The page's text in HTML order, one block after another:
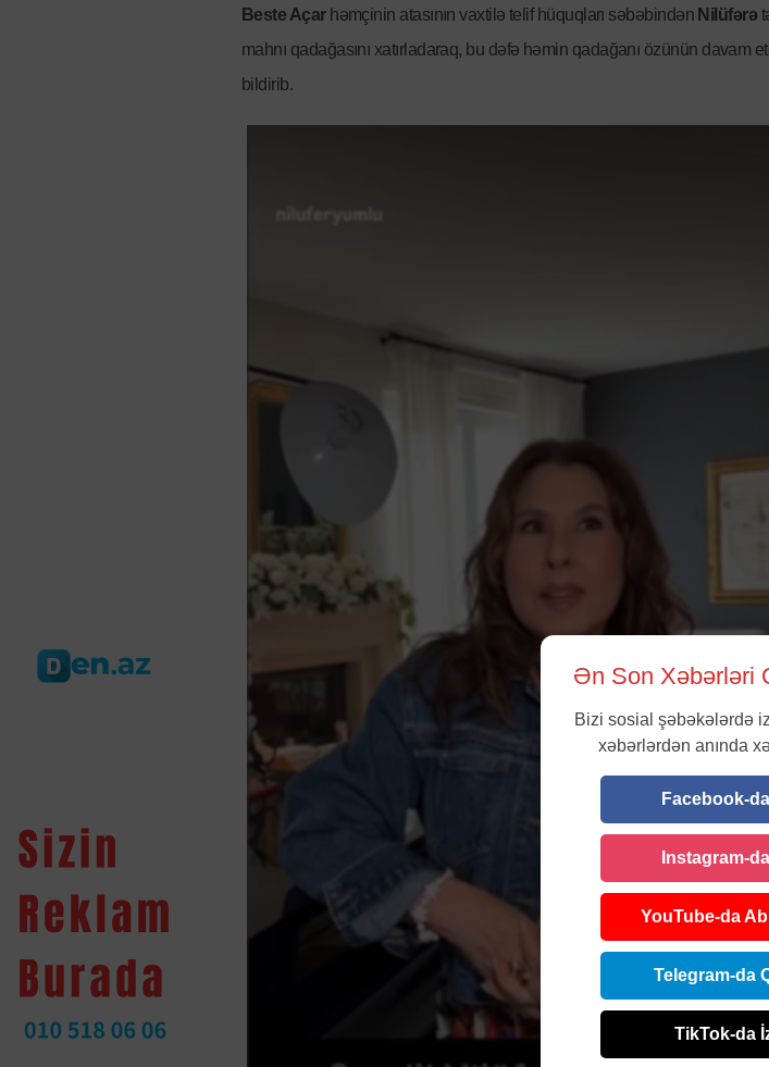
Beste Açarhəmçinin atasının vaxtilə telif hüquqları səbəbindən Nilüfərə
mahnı qadağasını xatırladaraq, bu dəfə həmin qadağanı özünün davam
bildirib.
Ən Son Xəbərləri
Bizi sosial şəbəkələrdə
xəbərlərdən anında
Facebook-
Instagram-
YouTube-da
Telegram-da
TikTok-da